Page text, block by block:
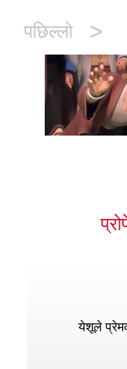
पछिल्लो >
येशूले